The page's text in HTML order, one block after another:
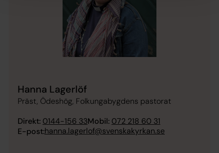
Hanna Lagerlöf
Präst, Ödeshög, Folkungabygdens pastorat
Direkt: 0144-156 33Mobil: 072 218 60 31
E-post:hanna.lagerlof@svenskakyrkan.se